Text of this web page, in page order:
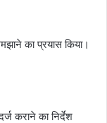
का प्रयास किया।
कराने का निर्देश